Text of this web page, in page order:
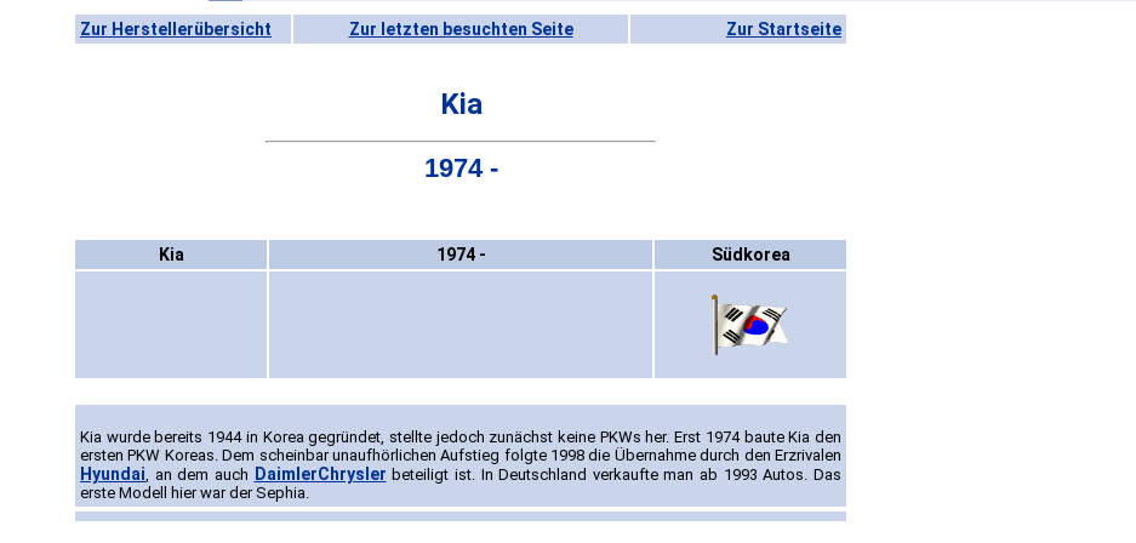
Zur Herstellerübersicht Zur letzten besuchten Seite Zur Startseite
Kia
1974 -
Kia 1974 - Südkorea
Kia wurde bereits 1944 in Korea gegründet, stellte jedoch zunächst keine PKWs her. Erst 1974 baute Kia den
ersten PKW Koreas. Dem scheinbar unaufhörlichen Aufstieg folgte 1998 die Übernahme durch den Erzrivalen
Hyundai, an dem auch DaimlerChrysler beteiligt ist. In Deutschland verkaufte man ab 1993 Autos. Das
erste Modell hier war der Sephia.